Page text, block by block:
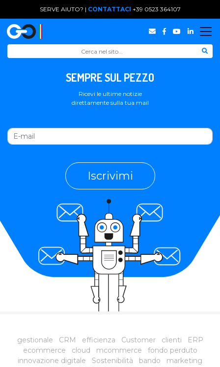
SERVE AIUTO? | CONTATTACI +39 0523 364107
SEMPRE SUL PEZZO
Ricevi le ultime notizie
direttamente sulla tua mail
Iscrivimi
gestionale CRM efficienza Customer clienti
ERP
ecommerce
cloud mcommerce
fondo perduto
innovazione digitale
Sostenibilità bando
marketing